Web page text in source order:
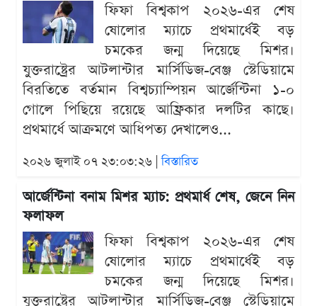
ফিফা বিশ্বকাপ ২০২৬-এর শেষ
ষোলোর ম্যাচে প্রথমার্ধেই বড়
চমকের জন্ম দিয়েছে মিশর।
যুক্তরাষ্ট্রের আটলান্টার মার্সিডিজ-বেঞ্জ স্টেডিয়ামে
বিরতিতে বর্তমান বিশ্বচ্যাম্পিয়ন আর্জেন্টিনা ১-০
গোলে পিছিয়ে রয়েছে আফ্রিকার দলটির কাছে।
প্রথমার্ধে আক্রমণে আধিপত্য দেখালেও...
২০২৬ জুলাই ০৭ ২৩:০৩:২৬ |বিস্তারিত
আর্জেন্টিনা বনাম মিশর ম্যাচ: প্রথমার্ধ শেষ, জেনে নিন
ফলাফল
ফিফা বিশ্বকাপ ২০২৬-এর শেষ
ষোলোর ম্যাচে প্রথমার্ধেই বড়
চমকের জন্ম দিয়েছে মিশর।
যুক্তরাষ্ট্রের আটলান্টার মার্সিডিজ-বেঞ্জ স্টেডিয়ামে